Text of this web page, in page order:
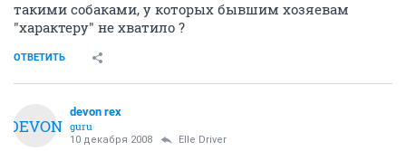
такими собаками, у которых бывшим хозяевам
"характеру" не хватило ?
ОТВЕТИТЬ
DEVON
devon rex
guru
10 декабря 2008 Elle Driver